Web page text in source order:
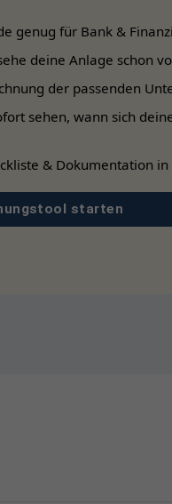
genug für Bank &
deine Anlage schon
der passenden
sehen, wann sich
& Dokumentation
starten